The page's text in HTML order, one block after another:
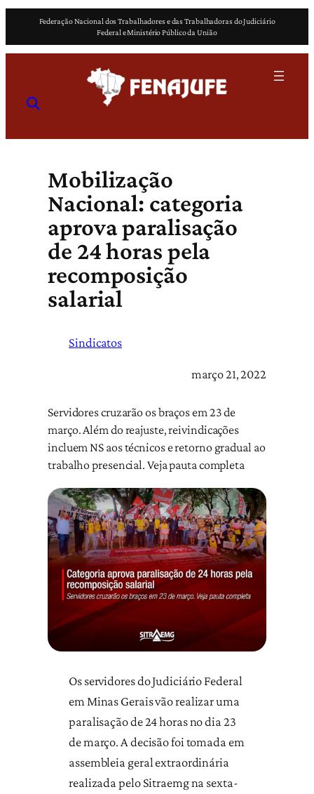
o
Federação Nacional dos Trabalhadores e das Trabalhadoras do Judiciário
Federal e Ministério Público da União
Mobilização
Nacional: categoria
aprova paralisação
de 24 horas pela
recomposição
salarial
Sindicatos
março 21, 2022
Servidores cruzarão os braços em 23 de
março. Além do reajuste, reivindicações
incluem NS aos técnicos e retorno gradual ao
trabalho presencial. Veja pauta completa
Os servidores do Judiciário Federal
em Minas Gerais vão realizar uma
paralisação de 24 horas no dia 23
de março. A decisão foi tomada em
assembleia geral extraordinária
realizada pelo Sitraemg na sexta-